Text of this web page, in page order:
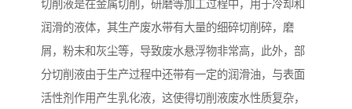
切削液是在金属切削，研磨等加工过程中，用于冷却和
润滑的液体，其生产废水带有大量的细碎切削碎，磨
屑，粉末和灰尘等，导致废水悬浮物非常高，此外，部
分切削液由于生产过程中还带有一定的润滑油，与表面
活性剂作用产生乳化液，这使得切削液废水性质复杂，
污水提升泵站 口腔科污水处理设备
风景区生活污水处理一体 一体化污水处理设备